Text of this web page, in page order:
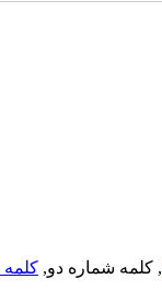
, کلمه شماره دو,